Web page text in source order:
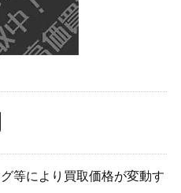
等により買取価格が変動す